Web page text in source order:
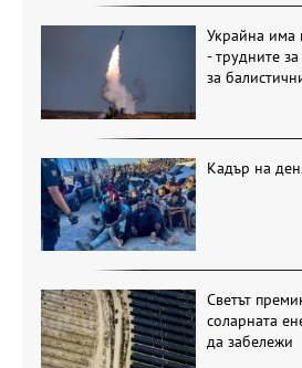
Украйна има
- трудните
за
Кадър на
Светът
соларната
да забележи